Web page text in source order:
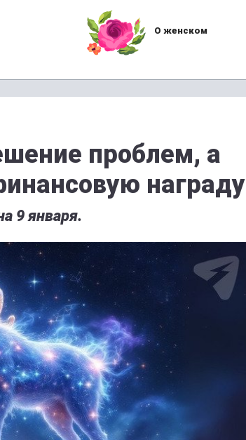
О женском
проблем, а
награду
9 января.